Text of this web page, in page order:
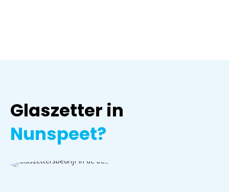
Glaszetter in
Nunspeet?